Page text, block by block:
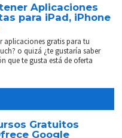
Aplicaciones
para iPad, iPhone
aplicaciones gratis para tu
o quizá ¿te gustaría saber
que te gusta está de oferta
Gratuitos
Google